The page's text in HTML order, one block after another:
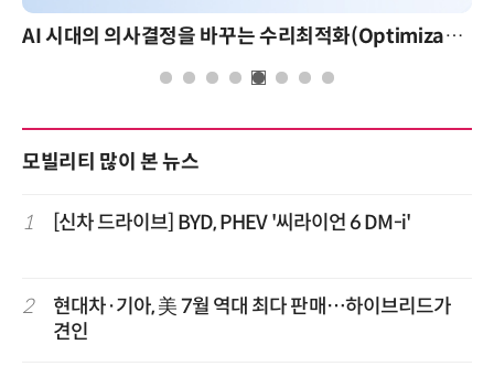
AI 시대의 의사결정을 바꾸는 수리최적화(Optimization): 실제 산업 적용 사례와 활용 전략
모빌리티 많이 본 뉴스
1 [신차 드라이브] BYD, PHEV '씨라이언 6 DM-i'
2
현대차·기아, 美 7월 역대 최다 판매…하이브리드가
견인